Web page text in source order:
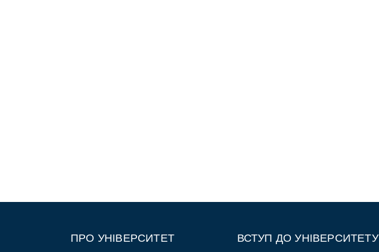
ПРО УНІВЕРСИТЕТ ВСТУП ДО УНІВЕРСИТЕТУ